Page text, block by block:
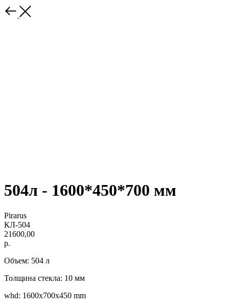
504л - 1600*450*700 мм
Pirarus
КЛ-504
21600,00
р.
Объем: 504 л
Толщина стекла: 10 мм
whd: 1600x700x450 mm